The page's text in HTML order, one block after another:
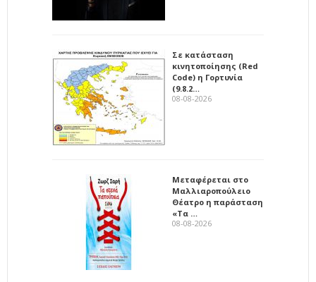
Σε κατάσταση
κινητοποίησης (Red
Code) η Γορτυνία
(9.8.2…
08-08-2026
Μεταφέρεται στο
Μαλλιαροπούλειο
Θέατρο η παράσταση
«Τα …
08-08-2026